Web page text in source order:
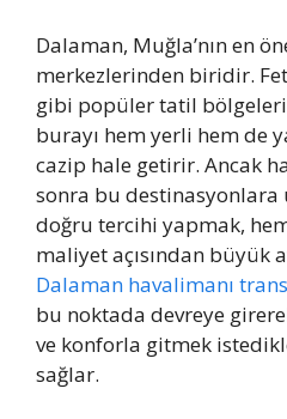
Dalaman, Muğla’nın en
merkezlerinden biridir.
gibi popüler tatil
burayı hem yerli hem de
cazip hale getirir. Ancak
sonra bu destinasyonlara
doğru tercihi yapmak,
maliyet açısından büyük
Dalaman havalimanı
bu noktada devreye
ve konforla gitmek
sağlar.